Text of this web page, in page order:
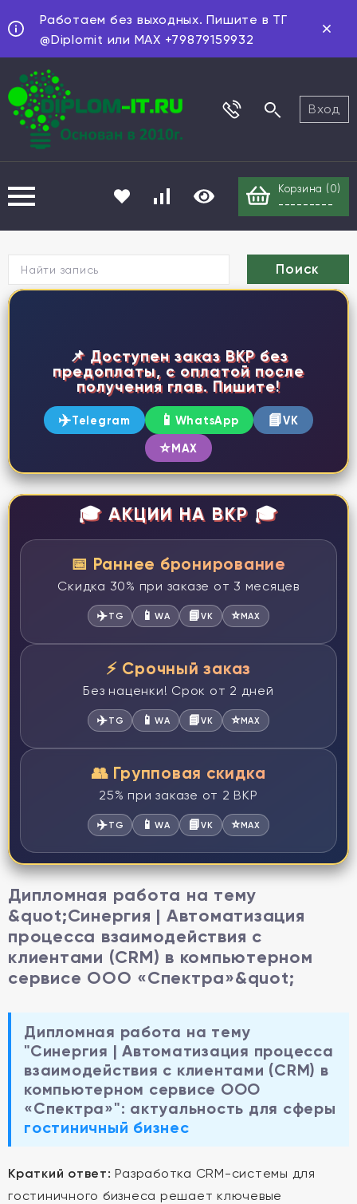
Работаем без выходных. Пишите в ТГ
@Diplomit или MAX +79879159932
Вход
Корзина ( 0)
---------
📌 Доступен заказ ВКР без
предоплаты, с оплатой после
получения глав. Пишите!
✈️Telegram 📱 WhatsApp 📘VK
⭐MAX
🎓 АКЦИИ НА ВКР 🎓
📅 Раннее бронирование
Скидка 30% при заказе от 3 месяцев
✈️TG 📱WA 📘VK ⭐MAX
⚡ Срочный заказ
Без наценки! Срок от 2 дней
✈️TG 📱WA 📘VK ⭐MAX
👥 Групповая скидка
25% при заказе от 2 ВКР
✈️TG 📱WA 📘VK ⭐MAX
Дипломная работа на тему
&quot;Синергия | Автоматизация
процесса взаимодействия с
клиентами (CRM) в компьютерном
сервисе ООО «Спектра»&quot;
Дипломная работа на тему
"Синергия | Автоматизация процесса
взаимодействия с клиентами (CRM) в
компьютерном сервисе ООО
«Спектра»": актуальность для сферы
гостиничный бизнес
Краткий ответ: Разработка CRM-системы для
гостиничного бизнеса решает ключевые